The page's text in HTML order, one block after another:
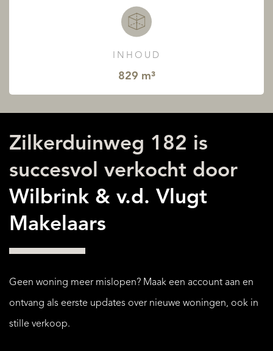
INHOUD
829 m³
Zilkerduinweg 182 is
succesvol verkocht door
Wilbrink & v.d. Vlugt
Makelaars
Geen woning meer mislopen? Maak een account aan en
ontvang als eerste updates over nieuwe woningen, ook in
stille verkoop.